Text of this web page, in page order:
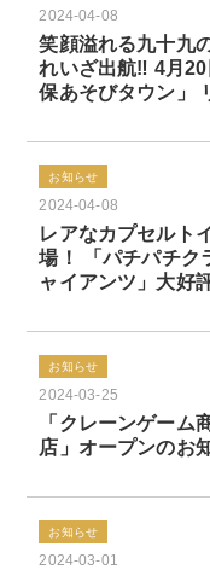
2024-04-08
笑顔溢れる九十九
れいざ出航‼ 4月
保あそびタウン」
お知らせ
2024-04-08
レアなカプセルト
場！ 「パチパチ
ャイアンツ」大好
お知らせ
2024-03-25
「クレーンゲー
店」オープンのお
お知らせ
2024-03-01